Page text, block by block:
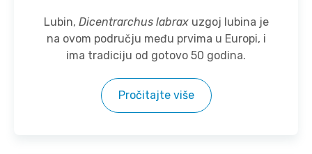
Lubin, Dicentrarchus labraxuzgoj lubina je
na ovom području među prvima u Europi, i
ima tradiciju od gotovo 50 godina.
Pročitajte više